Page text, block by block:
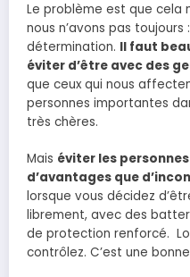
Le problème est que cela
nous n’avons pas
détermination. Il faut
éviter d’être avec des
que ceux qui nous
personnes importantes
très chères.
Mais éviter les
d’avantages que
lorsque vous décidez
librement, avec des
de protection renforcé.
contrôlez. C’est une